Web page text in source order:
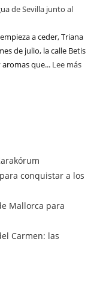
de Sevilla junto al
a ceder, Triana
de julio, la calle Betis
aromas que... Lee más
conquistar a los
Mallorca para
Carmen: las